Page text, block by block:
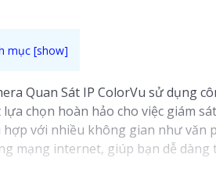
Quan Sát IP ColorVu sử dụng
lựa chọn hoàn hảo cho việc giám
hợp với nhiều không gian như văn
mạng internet, giúp bạn dễ